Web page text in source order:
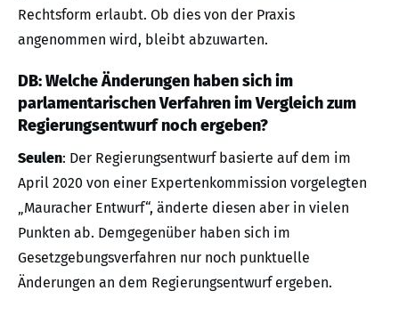
Rechtsform erlaubt. Ob dies von der Praxis
angenommen wird, bleibt abzuwarten.
DB: Welche Änderungen haben sich im
parlamentarischen Verfahren im Vergleich zum
Regierungsentwurf noch ergeben?
Seulen: Der Regierungsentwurf basierte auf dem im
April 2020 von einer Expertenkommission vorgelegten
„Mauracher Entwurf“, änderte diesen aber in vielen
Punkten ab. Demgegenüber haben sich im
Gesetzgebungsverfahren nur noch punktuelle
Änderungen an dem Regierungsentwurf ergeben.